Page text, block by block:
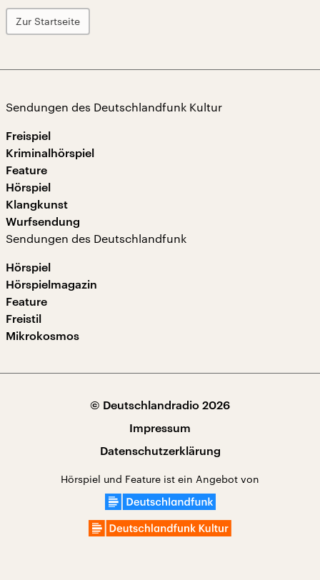
Zur Startseite
Sendungen des Deutschlandfunk Kultur
Freispiel
Kriminalhörspiel
Feature
Hörspiel
Klangkunst
Wurfsendung
Sendungen des Deutschlandfunk
Hörspiel
Hörspielmagazin
Feature
Freistil
Mikrokosmos
© Deutschlandradio 2026
Impressum
Datenschutzerklärung
Hörspiel und Feature ist ein Angebot von